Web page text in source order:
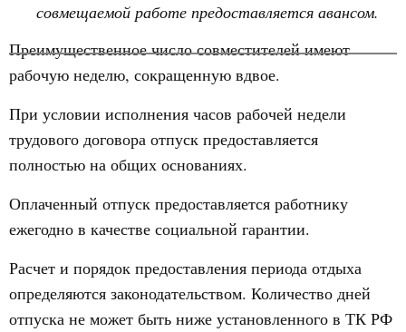
совмещаемой работе предоставляется авансом.
Преимущественное число совместителей имеют
рабочую неделю, сокращенную вдвое.
При условии исполнения часов рабочей недели
трудового договора отпуск предоставляется
полностью на общих основаниях.
Оплаченный отпуск предоставляется работнику
ежегодно в качестве социальной гарантии.
Расчет и порядок предоставления периода отдыха
определяются законодательством. Количество дней
отпуска не может быть ниже установленного в ТК РФ